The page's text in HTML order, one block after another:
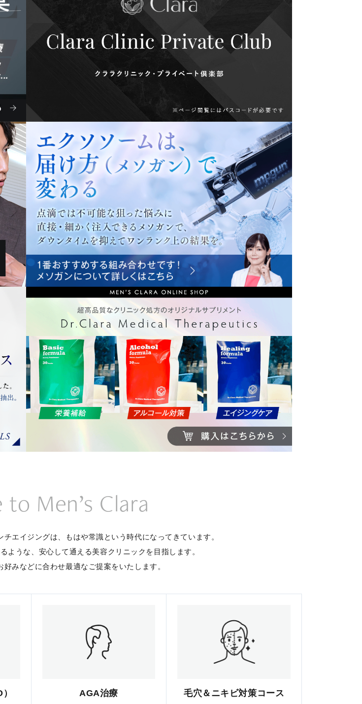
Men’s Clara
エイジングは、
もはや常識という時代になってきています。
ような、 安心して通える美容クリニックを目指します。
好みなどに合わせ最適なご提案をいたします。
AGA治療 毛穴＆ニキビ対策コース